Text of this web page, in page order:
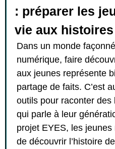
: préparer les
vie aux
Dans un monde
numérique, faire
aux jeunes représente
partage de faits. C’est
outils pour raconter des
qui parle à leur
projet EYES, les
de découvrir l’histoire